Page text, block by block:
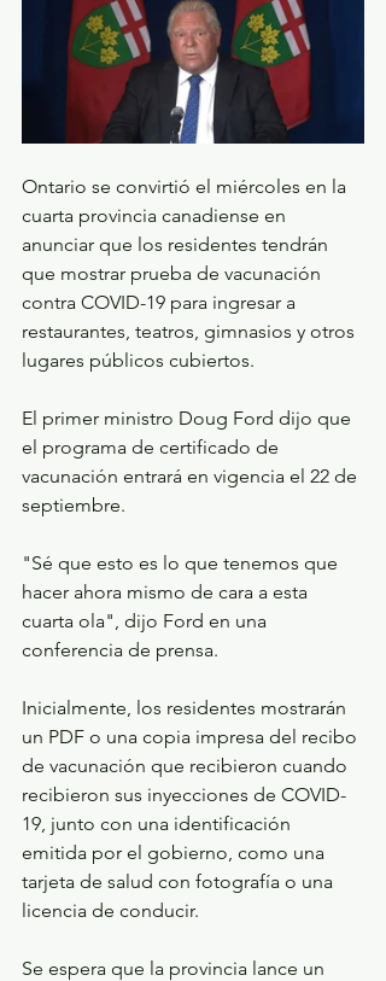
Ontario se convirtió el miércoles en la
cuarta provincia canadiense en
anunciar que los residentes tendrán
que mostrar prueba de vacunación
contra COVID-19 para ingresar a
restaurantes, teatros, gimnasios y otros
lugares públicos cubiertos.
El primer ministro Doug Ford dijo que
el programa de certificado de
vacunación entrará en vigencia el 22 de
septiembre.
"Sé que esto es lo que tenemos que
hacer ahora mismo de cara a esta
cuarta ola", dijo Ford en una
conferencia de prensa.
Inicialmente, los residentes mostrarán
un PDF o una copia impresa del recibo
de vacunación que recibieron cuando
recibieron sus inyecciones de COVID-
19, junto con una identificación
emitida por el gobierno, como una
tarjeta de salud con fotografía o una
licencia de conducir.
Se espera que la provincia lance un